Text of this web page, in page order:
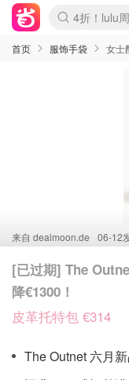
Boticinal 夏
4折！lulu
还没结束
Joybuy变
速领！
疑似霸哥
Zalando 奥
Moncler反
Coach
首页 服饰手袋 女士
来自 dealmoon.de 06-12
[已过期] The
降€1300！
皮革托特包 €314
The Outnet 六月新